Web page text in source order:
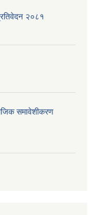
२०८१
समावेशीकरण